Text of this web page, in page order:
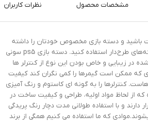
مشخصات محصول نظرات کاربران
باشید و دسته بازی مخصوص خودتان را داشته
باشید، می‌توانید از دسته‌های طرح‌دار استفاده کنید. دسته بازی ps5 سونی
در زیبایی و خاص بودن این نوع از کنترلر ها
که ممکن است گیمرها را کمی نگران کند کیفیت
کنترلرها را به گونه ای کاستوم و رنگ آمیزی
که از لحاظ مواد اولیه، طراحی و کیفیت ساخت در
دارند و با استفاده طولانی مدت دچار رنگ پریدگی
که ما استفاده می کنیم همگی از برند